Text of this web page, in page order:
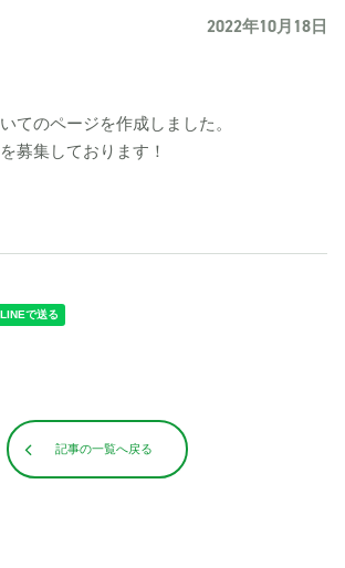
2022年10月18日
てのページを作成しました。
募集しております！
記事の一覧へ戻る